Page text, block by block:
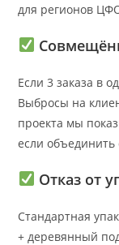
для регионов
Если 3 заказа в
Выбросы на
проекта мы
если объединить
Отказ от
Стандартная
+ деревянный